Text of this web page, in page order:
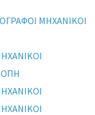
ΜΗΧΑΝΙΚΟΙ